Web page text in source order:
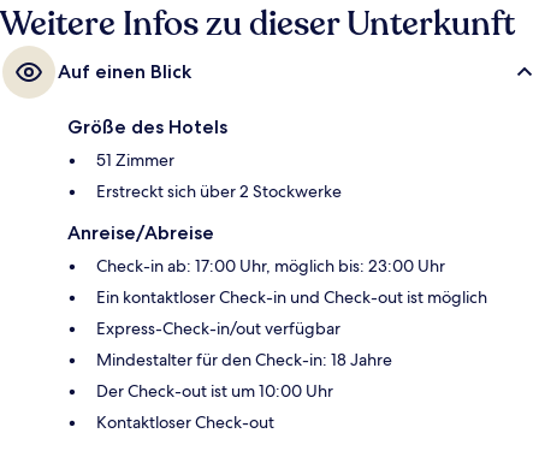
Weitere Infos zu dieser Unterkunft
Auf einen Blick
Größe des Hotels
51 Zimmer
Erstreckt sich über 2 Stockwerke
Anreise/Abreise
Check-in ab: 17:00 Uhr, möglich bis: 23:00 Uhr
Ein kontaktloser Check-in und Check-out ist möglich
Express-Check-in/out verfügbar
Mindestalter für den Check-in: 18 Jahre
Der Check-out ist um 10:00 Uhr
Kontaktloser Check-out